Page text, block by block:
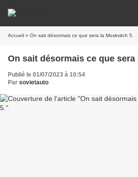
Accueil » On sait désormais ce que sera la Moskvitch 5.
On sait désormais ce que
Publié le 01/07/2023 à 10:54
Par sovietauto